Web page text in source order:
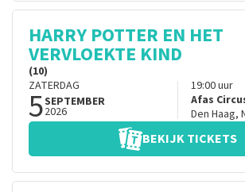
HARRY POTTER EN HET
VERVLOEKTE KIND
(10)
ZATERDAG
5SEPTEMBER
2026
19:00uur
Afas
Den Haag,
BEKIJK TICKETS